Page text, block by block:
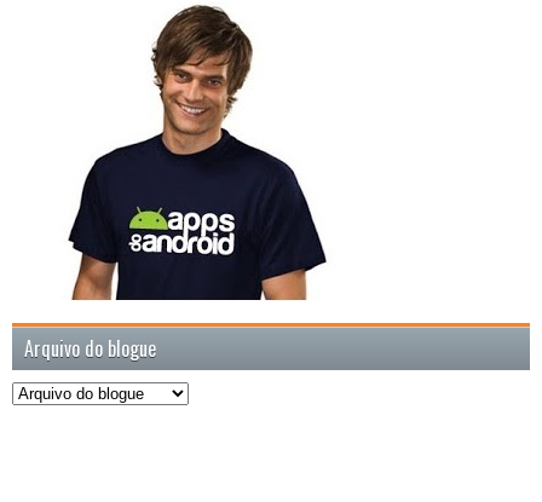
Arquivo do blogue